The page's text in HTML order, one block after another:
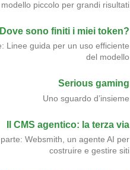
modello piccolo per grandi risultati
Dove sono finiti i miei token?
Linee guida per un uso efficiente
del modello
Serious gaming
Uno sguardo d’insieme
Il CMS agentico: la terza via
I parte: Websmith, un agente AI per
costruire e gestire siti